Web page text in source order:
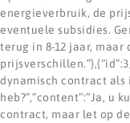
energieverbruik, de
eventuele subsidies.
terug in 8-12 jaar,
dynamisch contract
heb?”,”content”:”Ja, u
contract, maar let op